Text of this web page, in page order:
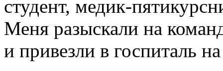
студент, медик-
Меня разыскали на
и привезли в госпиталь